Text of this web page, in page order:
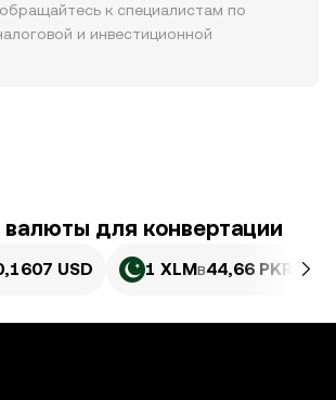
к специалистам по
и инвестиционной
для конвертации
USD 1 XLMв44,66 PKR